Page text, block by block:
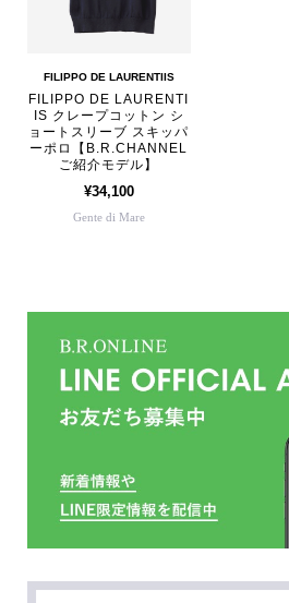
FILIPPO DE LAURENTIIS
FILIPPO DE LAURENTI
IS クレープコットン シ
ョートスリーブ スキッパ
ーポロ【B.R.CHANNEL
ご紹介モデル】
¥34,100
Gente di Mare